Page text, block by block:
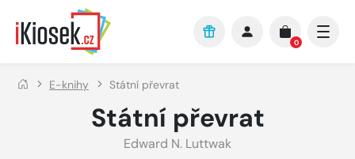
Přejít na hlavní obsah
0
E-knihy Státní převrat
Státní převrat
Edward N. Luttwak